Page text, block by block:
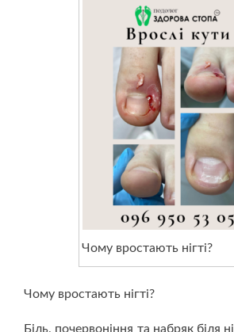
Чому вростають нігті?
Чому вростають нігті?
Біль, почервоніння та набряк біля